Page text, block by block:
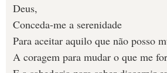
Deus,
Conceda-me a serenidade
Para aceitar aquilo que não posso
A coragem para mudar o que me